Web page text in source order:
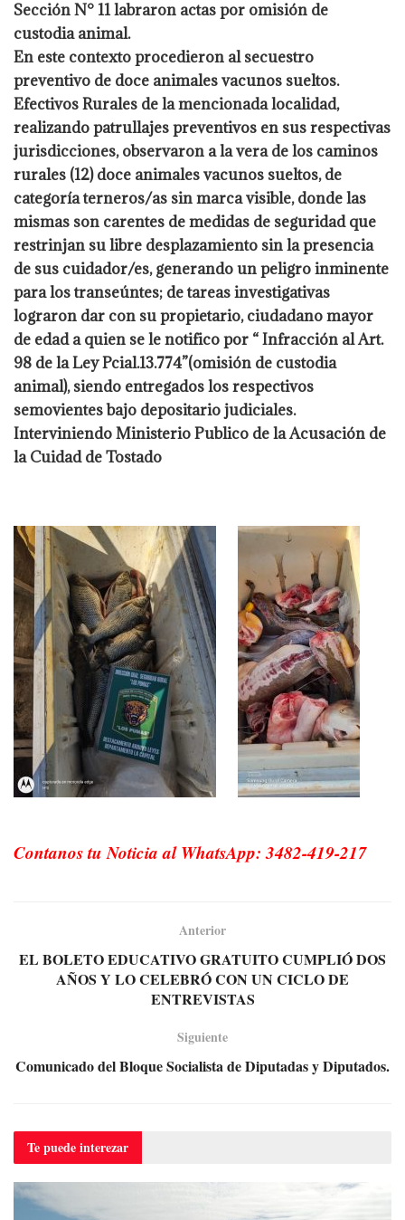
Sección N° 11 labraron actas por omisión de
custodia animal.
En este contexto procedieron al secuestro
preventivo de doce animales vacunos sueltos.
Efectivos Rurales de la mencionada localidad,
realizando patrullajes preventivos en sus respectivas
jurisdicciones, observaron a la vera de los caminos
rurales (12) doce animales vacunos sueltos, de
categoría terneros/as sin marca visible, donde las
mismas son carentes de medidas de seguridad que
restrinjan su libre desplazamiento sin la presencia
de sus cuidador/es, generando un peligro inminente
para los transeúntes; de tareas investigativas
lograron dar con su propietario, ciudadano mayor
de edad a quien se le notifico por “ Infracción al Art.
98 de la Ley Pcial.13.774”(omisión de custodia
animal), siendo entregados los respectivos
semovientes bajo depositario judiciales.
Interviniendo Ministerio Publico de la Acusación de
la Cuidad de Tostado
Contanos tu Noticia al WhatsApp: 3482-419-217
Anterior
EL BOLETO EDUCATIVO GRATUITO CUMPLIÓ DOS
AÑOS Y LO CELEBRÓ CON UN CICLO DE
ENTREVISTAS
Siguiente
Comunicado del Bloque Socialista de Diputadas y Diputados.
Te puedeinterezar